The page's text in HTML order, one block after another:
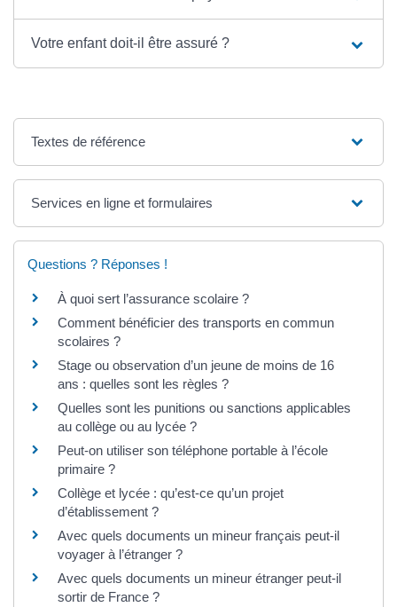
Votre enfant doit-il être assuré ?
Textes de référence
Services en ligne et formulaires
Questions ? Réponses !
À quoi sert l’assurance scolaire ?
Comment bénéficier des transports en commun
scolaires ?
Stage ou observation d’un jeune de moins de 16
ans : quelles sont les règles ?
Quelles sont les punitions ou sanctions applicables
au collège ou au lycée ?
Peut-on utiliser son téléphone portable à l’école
primaire ?
Collège et lycée : qu’est-ce qu’un projet
d’établissement ?
Avec quels documents un mineur français peut-il
voyager à l’étranger ?
Avec quels documents un mineur étranger peut-il
sortir de France ?